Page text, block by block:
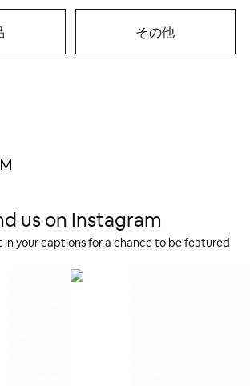
その他
us on Instagram
in your captions for a chance to be featured